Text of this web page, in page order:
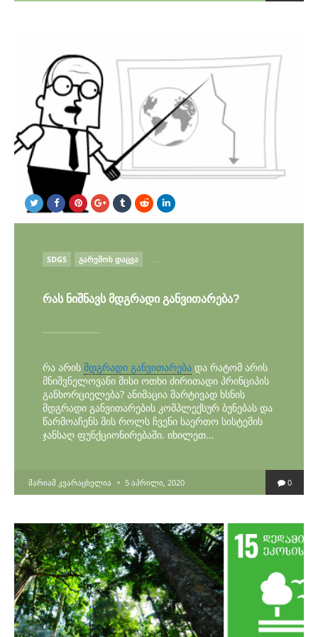
POSTED
IN
SDGS ᲒᲐᲠᲔᲛᲝᲡ ᲓᲐᲪᲕᲐ
რას ნიშნავს მდგრადი განვითარება?
რა არის მდგრადი განვითარება და რატომ არის
მნიშვნელოვანი მისი ოთხი ძირითადი პრინციპის
განხორციელება? ანიმაცია მარტივად ხსნის
მდგრადი განვითარების კომპლექსურ ბუნებას და
წარმოაჩენს მის როლს ჩვენი საერთო სისტემის
ჯანსაღ ფუნქციონირებაში. იხილეთ…
POSTED
ᲛᲐᲠᲘᲐᲛ ᲙᲕᲐᲠᲐᲪᲮᲔᲚᲘᲐ 5 ᲐᲞᲠᲘᲚᲘ, 2020 0